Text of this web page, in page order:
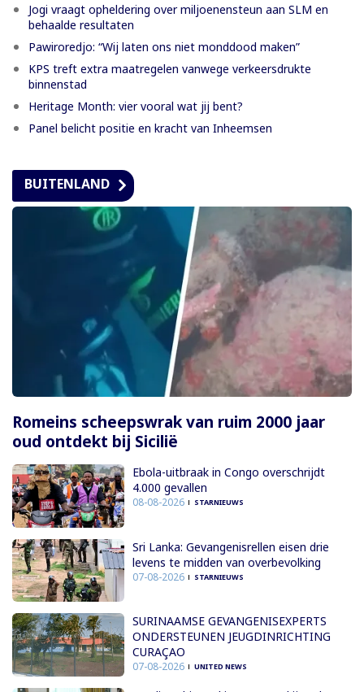
Jogi vraagt opheldering over miljoenensteun aan SLM en
behaalde resultaten
Pawiroredjo: “Wij laten ons niet monddood maken”
KPS treft extra maatregelen vanwege verkeersdrukte
binnenstad
Heritage Month: vier vooral wat jij bent?
Panel belicht positie en kracht van Inheemsen
BUITENLAND
Romeins scheepswrak van ruim 2000 jaar
oud ontdekt bij Sicilië
Ebola-uitbraak in Congo overschrijdt
4.000 gevallen
08-08-2026 STARNIEUWS
Sri Lanka: Gevangenisrellen eisen drie
levens te midden van overbevolking
07-08-2026 STARNIEUWS
SURINAAMSE GEVANGENISEXPERTS
ONDERSTEUNEN JEUGDINRICHTING
CURAÇAO
07-08-2026 UNITED NEWS